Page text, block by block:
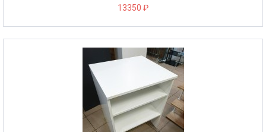
13350 ₽